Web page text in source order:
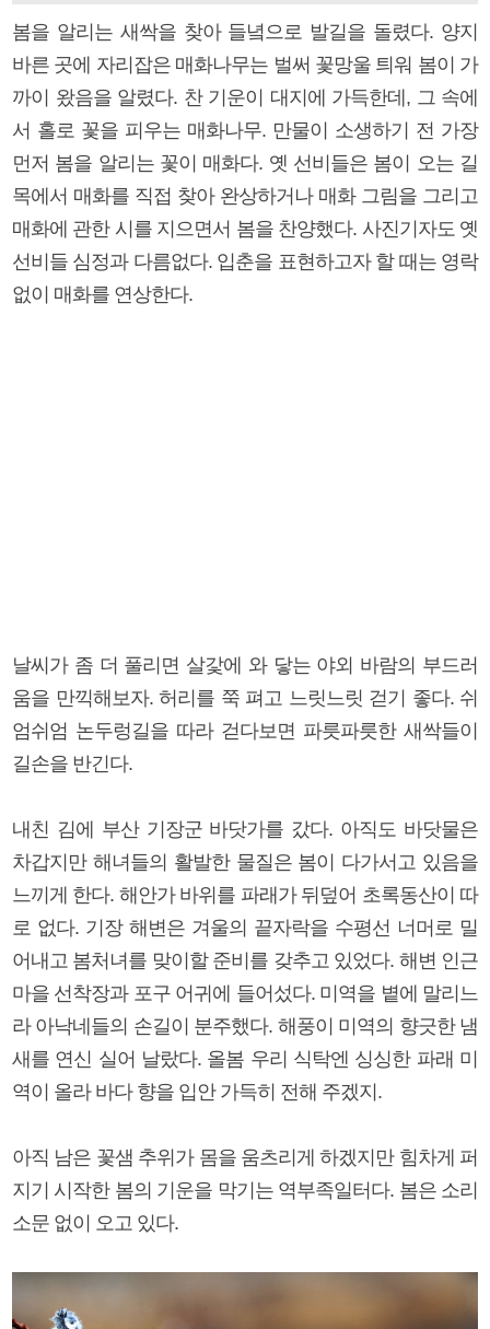
봄을 알리는 새싹을 찾아 들녘으로 발길을 돌렸다. 양지
바른 곳에 자리잡은 매화나무는 벌써 꽃망울 틔워 봄이 가
까이 왔음을 알렸다. 찬 기운이 대지에 가득한데, 그 속에
서 홀로 꽃을 피우는 매화나무. 만물이 소생하기 전 가장
먼저 봄을 알리는 꽃이 매화다. 옛 선비들은 봄이 오는 길
목에서 매화를 직접 찾아 완상하거나 매화 그림을 그리고
매화에 관한 시를 지으면서 봄을 찬양했다. 사진기자도 옛
선비들 심정과 다름없다. 입춘을 표현하고자 할 때는 영락
없이 매화를 연상한다.
날씨가 좀 더 풀리면 살갗에 와 닿는 야외 바람의 부드러
움을 만끽해보자. 허리를 쭉 펴고 느릿느릿 걷기 좋다. 쉬
엄쉬엄 논두렁길을 따라 걷다보면 파릇파릇한 새싹들이
길손을 반긴다.
내친 김에 부산 기장군 바닷가를 갔다. 아직도 바닷물은
차갑지만 해녀들의 활발한 물질은 봄이 다가서고 있음을
느끼게 한다. 해안가 바위를 파래가 뒤덮어 초록동산이 따
로 없다. 기장 해변은 겨울의 끝자락을 수평선 너머로 밀
어내고 봄처녀를 맞이할 준비를 갖추고 있었다. 해변 인근
마을 선착장과 포구 어귀에 들어섰다. 미역을 볕에 말리느
라 아낙네들의 손길이 분주했다. 해풍이 미역의 향긋한 냄
새를 연신 실어 날랐다. 올봄 우리 식탁엔 싱싱한 파래 미
역이 올라 바다 향을 입안 가득히 전해 주겠지.
아직 남은 꽃샘 추위가 몸을 움츠리게 하겠지만 힘차게 퍼
지기 시작한 봄의 기운을 막기는 역부족일터다. 봄은 소리
소문 없이 오고 있다.